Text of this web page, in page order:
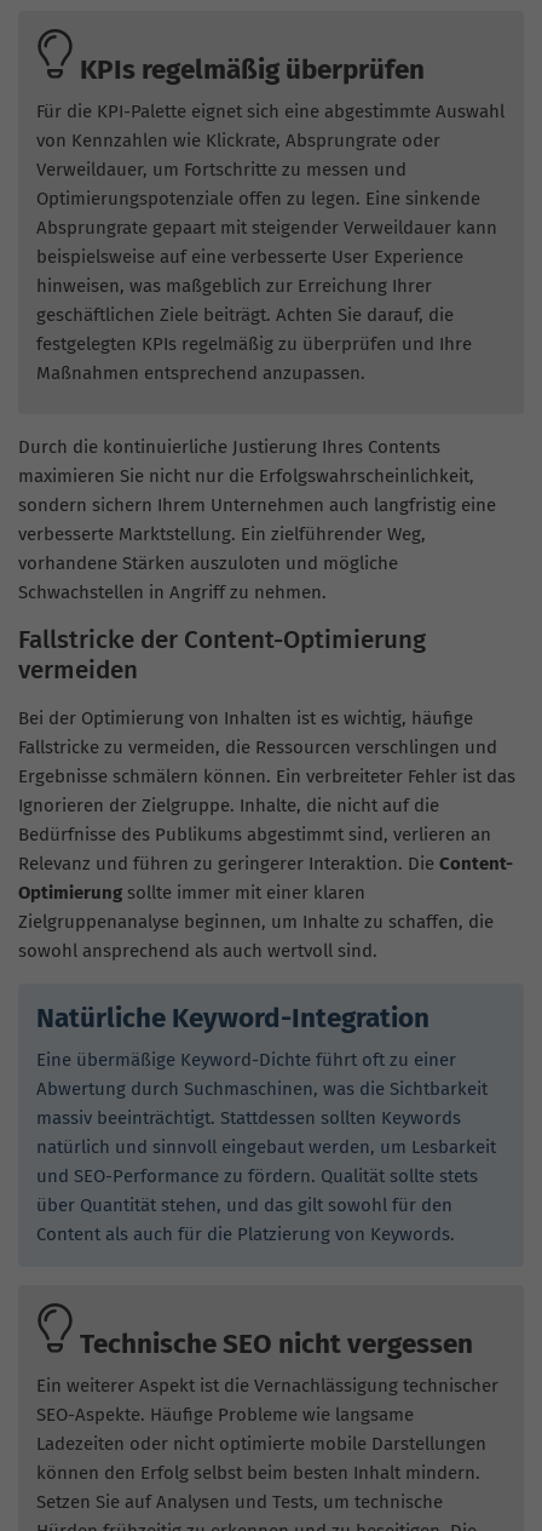
KPIs regelmäßig überprüfen
Für die KPI-Palette eignet sich eine abgestimmte Auswahl
von Kennzahlen wie Klickrate, Absprungrate oder
Verweildauer, um Fortschritte zu messen und
Optimierungspotenziale offen zu legen. Eine sinkende
Absprungrate gepaart mit steigender Verweildauer kann
beispielsweise auf eine verbesserte User Experience
hinweisen, was maßgeblich zur Erreichung Ihrer
geschäftlichen Ziele beiträgt. Achten Sie darauf, die
festgelegten KPIs regelmäßig zu überprüfen und Ihre
Maßnahmen entsprechend anzupassen.
Durch die kontinuierliche Justierung Ihres Contents
maximieren Sie nicht nur die Erfolgswahrscheinlichkeit,
sondern sichern Ihrem Unternehmen auch langfristig eine
verbesserte Marktstellung. Ein zielführender Weg,
vorhandene Stärken auszuloten und mögliche
Schwachstellen in Angriff zu nehmen.
Fallstricke der Content-Optimierung
vermeiden
Bei der Optimierung von Inhalten ist es wichtig, häufige
Fallstricke zu vermeiden, die Ressourcen verschlingen und
Ergebnisse schmälern können. Ein verbreiteter Fehler ist das
Ignorieren der Zielgruppe. Inhalte, die nicht auf die
Bedürfnisse des Publikums abgestimmt sind, verlieren an
Relevanz und führen zu geringerer Interaktion. Die Content-
Optimierung sollte immer mit einer klaren
Zielgruppenanalyse beginnen, um Inhalte zu schaffen, die
sowohl ansprechend als auch wertvoll sind.
Natürliche Keyword-Integration
Eine übermäßige Keyword-Dichte führt oft zu einer
Abwertung durch Suchmaschinen, was die Sichtbarkeit
massiv beeinträchtigt. Stattdessen sollten Keywords
natürlich und sinnvoll eingebaut werden, um Lesbarkeit
und SEO-Performance zu fördern. Qualität sollte stets
über Quantität stehen, und das gilt sowohl für den
Content als auch für die Platzierung von Keywords.
Technische SEO nicht vergessen
Ein weiterer Aspekt ist die Vernachlässigung technischer
SEO-Aspekte. Häufige Probleme wie langsame
Ladezeiten oder nicht optimierte mobile Darstellungen
können den Erfolg selbst beim besten Inhalt mindern.
Setzen Sie auf Analysen und Tests, um technische